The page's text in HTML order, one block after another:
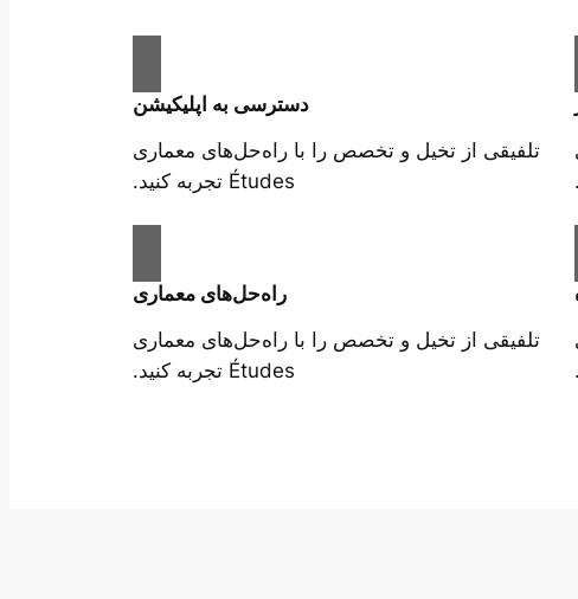
دسترسی به اپلیکیشن
تلفیقی از تخیل و تخصص را با راه‌حل‌های معماری
Études تجربه کنید.
راه‌حل‌های معماری
تلفیقی از تخیل و تخصص را با راه‌حل‌های معماری
Études تجربه کنید.